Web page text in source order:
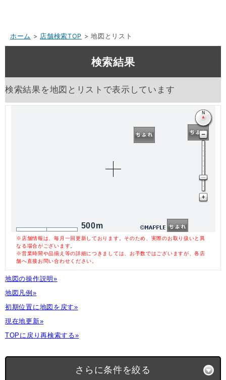
ホーム > 店舗検索TOP > 地図とリスト
検索結果
検索結果を地図とリストで表示しています
500m
※店舗情報は、毎月一回更新しております。そのため、実際のお取り扱いと異
なる場合がございます。
※営業時間や品揃え等の詳細につきましては、お手数ではございますが、各店
舗へ直接お問い合わせください。
地図の操作説明»
地図凡例»
初期位置に地図を戻す»
現在地更新»
TOPに戻り再検索する»
さらに条件を絞る